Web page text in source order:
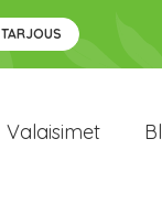
Valaisimet